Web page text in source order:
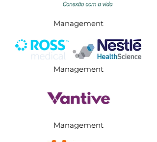
Management
Management
Management